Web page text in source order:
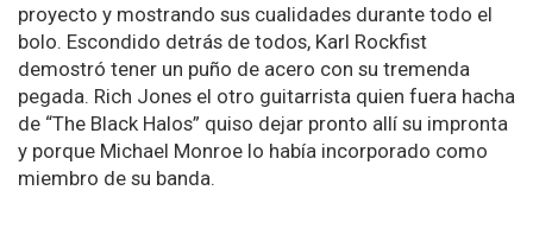
proyecto y mostrando sus cualidades durante todo el
bolo. Escondido detrás de todos, Karl Rockfist
demostró tener un puño de acero con su tremenda
pegada. Rich Jones el otro guitarrista quien fuera hacha
de “The Black Halos” quiso dejar pronto allí su impronta
y porque Michael Monroe lo había incorporado como
miembro de su banda.